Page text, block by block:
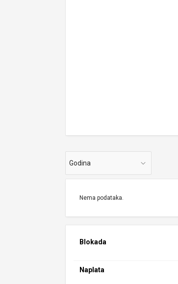
Godina
Nema podataka.
Blokada
Naplata